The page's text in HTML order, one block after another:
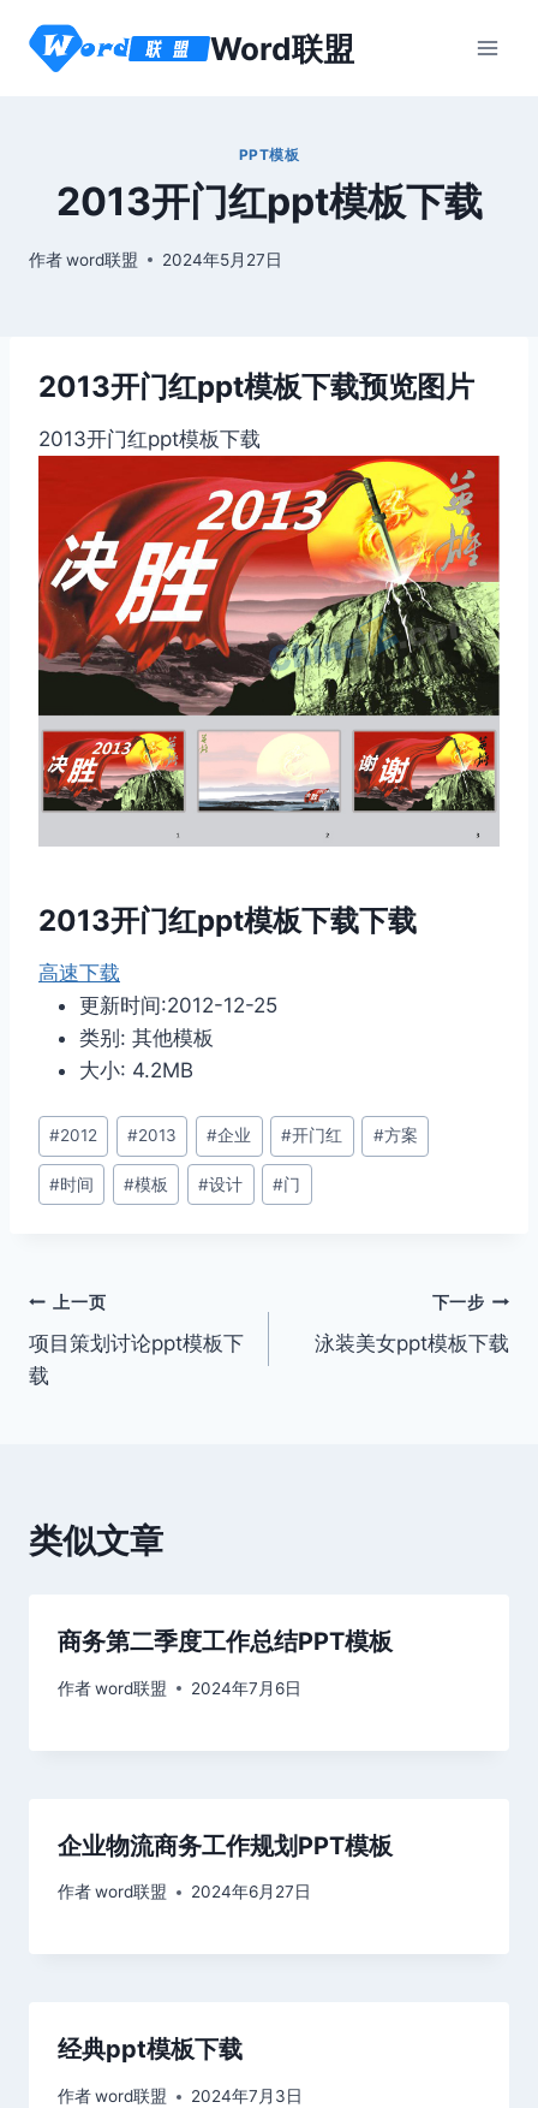
Word联盟
PPT模板
2013开门红ppt模板下载
作者word联盟 2024年5月27日
2013开门红ppt模板下载预览图片
2013开门红ppt模板下载
2013开门红ppt模板下载下载
高速下载
更新时间:2012-12-25
类别: 其他模板
大小: 4.2MB
文
章
标
#2012 #2013 #企业 #开门红 #方案
#时间 #模板 #设计 #门
文
章
上一页
项目策划讨论ppt模板下
载
下一步
泳装美女ppt模板下载
类似文章
商务第二季度工作总结PPT模板
作者word联盟 2024年7月6日
企业物流商务工作规划PPT模板
作者word联盟 2024年6月27日
经典ppt模板下载
作者word联盟 2024年7月3日